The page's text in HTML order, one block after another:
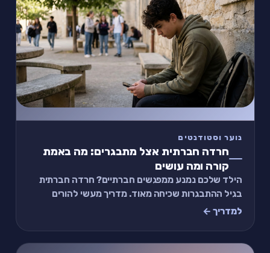
נוער וסטודנטים
חרדה חברתית אצל מתבגרים: מה באמת
קורה ומה עושים
הילד שלכם נמנע ממפגשים חברתיים? חרדה חברתית
בגיל ההתבגרות שכיחה מאוד. מדריך מעשי להורים
ולמתבגרים: סימנים, כלים ותרגיל של 2 דקות.
למדריך ←